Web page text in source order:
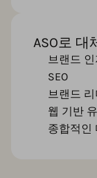
ASO로 대
브랜드
SEO
브랜드
웹 기반
종합적인